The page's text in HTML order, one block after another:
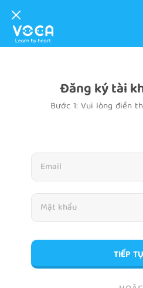
Đăng ký tài
Bước 1: Vui lòng điền
TIẾP